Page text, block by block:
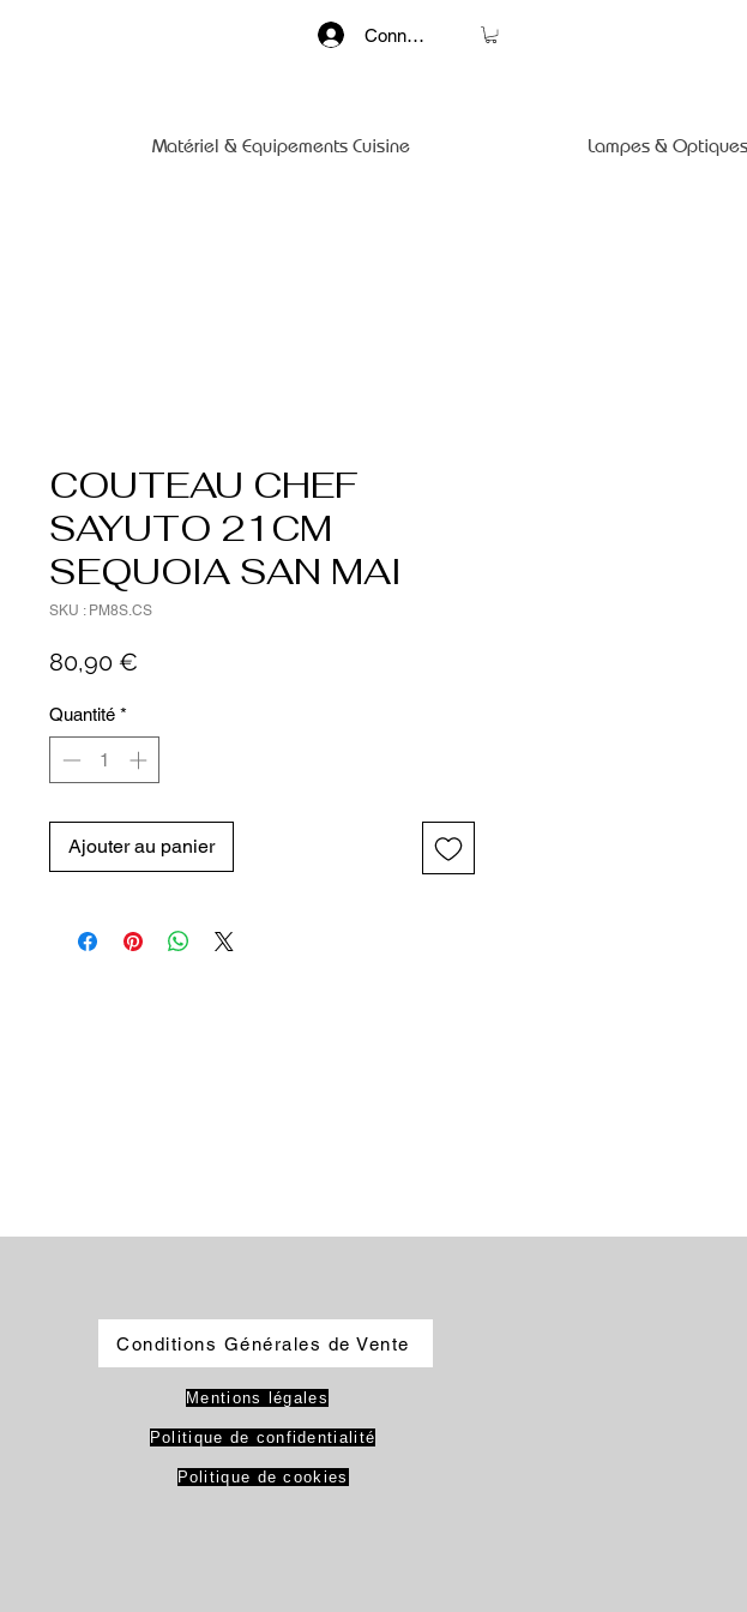
Connexion
Matériel & Equipements Cuisine Lampes &
COUTEAU CHEF
SAYUTO 21CM
SEQUOIA SAN MAI
SKU : PM8S.CS
80,90 €
Quantité *
Ajouter au panier
Conditions Générales de Vente
Mentions légales
Politique de confidentialité
Politique de cookies